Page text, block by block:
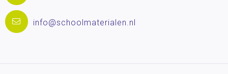
info@schoolmaterialen.nl